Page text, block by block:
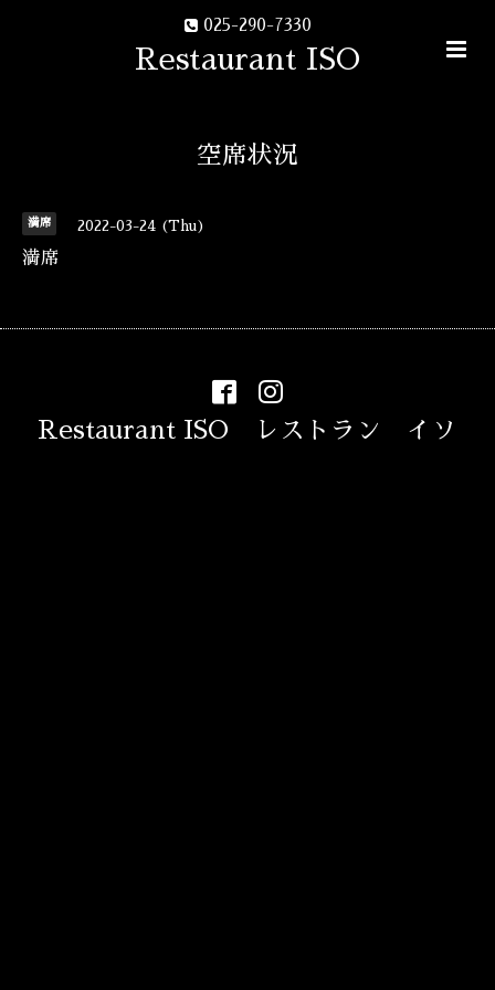
025-290-7330
Restaurant ISO
空席状況
満席 2022-03-24 (Thu)
満席
Restaurant ISO レストラン イソ